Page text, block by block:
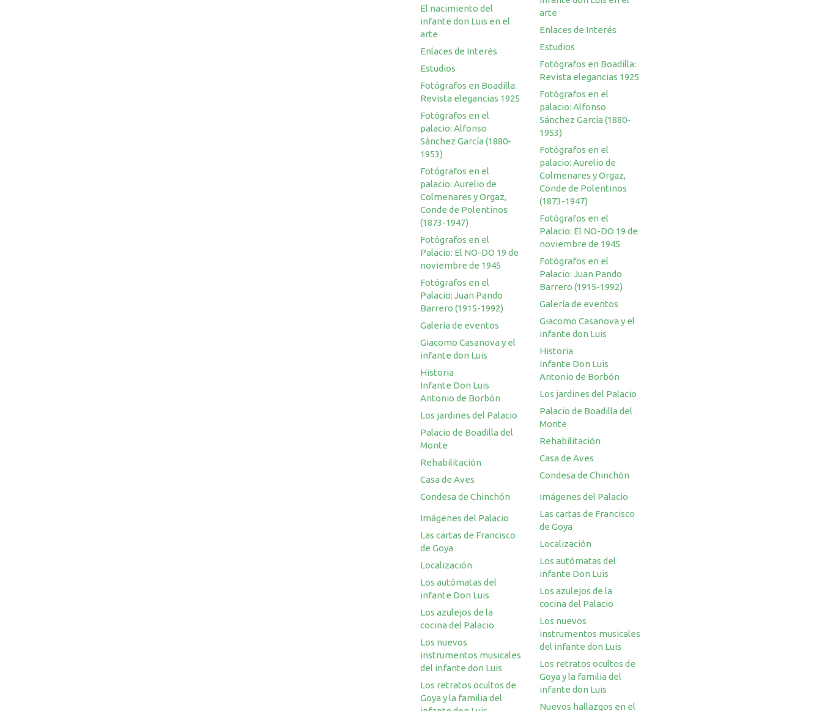
El nacimiento del
infante don Luis en el
arte
Enlaces de Interés
Estudios
Fotógrafos en Boadilla:
Revista elegancias 1925
Fotógrafos en el
palacio: Alfonso
Sánchez García (1880-
1953)
Fotógrafos en el
palacio: Aurelio de
Colmenares y Orgaz,
Conde de Polentinos
(1873-1947)
Fotógrafos en el
Palacio: El NO-DO 19 de
noviembre de 1945
Fotógrafos en el
Palacio: Juan Pando
Barrero (1915-1992)
Galería de eventos
Giacomo Casanova y el
infante don Luis
Historia
Infante Don Luis
Antonio de Borbón
Los jardines del Palacio
Palacio de Boadilla del
Monte
Rehabilitación
Casa de Aves
Condesa de Chinchón
Imágenes del Palacio
Las cartas de Francisco
de Goya
Localización
Los autómatas del
infante Don Luis
Los azulejos de la
cocina del Palacio
Los nuevos
instrumentos musicales
del infante don Luis
Los retratos ocultos de
Goya y la familia del
arte
Enlaces de Interés
Estudios
Fotógrafos en Boadilla:
Revista elegancias 1925
Fotógrafos en el
palacio: Alfonso
Sánchez García (1880-
1953)
Fotógrafos en el
palacio: Aurelio de
Colmenares y Orgaz,
Conde de Polentinos
(1873-1947)
Fotógrafos en el
Palacio: El NO-DO 19 de
noviembre de 1945
Fotógrafos en el
Palacio: Juan Pando
Barrero (1915-1992)
Galería de eventos
Giacomo Casanova y el
infante don Luis
Historia
Infante Don Luis
Antonio de Borbón
Los jardines del Palacio
Palacio de Boadilla del
Monte
Rehabilitación
Casa de Aves
Condesa de Chinchón
Imágenes del Palacio
Las cartas de Francisco
de Goya
Localización
Los autómatas del
infante Don Luis
Los azulejos de la
cocina del Palacio
Los nuevos
instrumentos musicales
del infante don Luis
Los retratos ocultos de
Goya y la familia del
infante don Luis
Nuevos hallazgos en el